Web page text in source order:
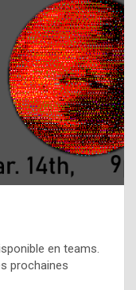
en teams.
prochaines